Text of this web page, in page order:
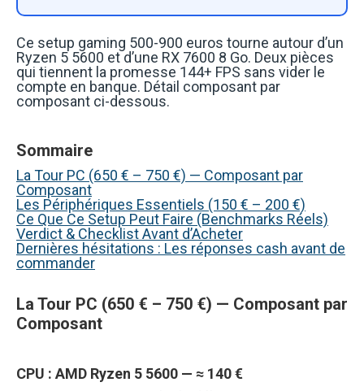
Ce setup gaming 500-900 euros tourne autour d’un
Ryzen 5 5600 et d’une RX 7600 8 Go. Deux pièces
qui tiennent la promesse 144+ FPS sans vider le
compte en banque. Détail composant par
composant ci-dessous.
Sommaire
La Tour PC (650 € – 750 €) — Composant par
Composant
Les Périphériques Essentiels (150 € – 200 €)
Ce Que Ce Setup Peut Faire (Benchmarks Réels)
Verdict & Checklist Avant d’Acheter
Dernières hésitations : Les réponses cash avant de
commander
La Tour PC (650 € – 750 €) — Composant par
Composant
CPU : AMD Ryzen 5 5600 — ≈ 140 €